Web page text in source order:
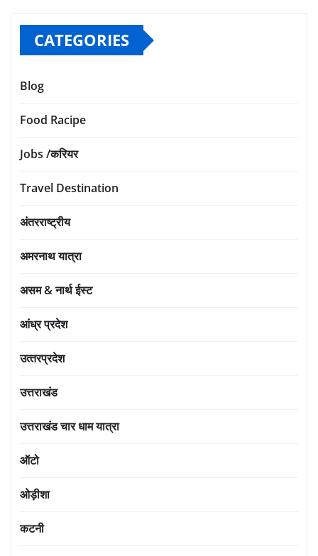
CATEGORIES
Blog
Food Racipe
Jobs /करियर
Travel Destination
अंतरराष्ट्रीय
अमरनाथ यात्रा
असम & नार्थ ईस्ट
आंध्र प्रदेश
उत्‍तरप्रदेश
उत्तराखंड
उत्तराखंड चार धाम यात्रा
ऑटो
ओड़ीशा
कटनी